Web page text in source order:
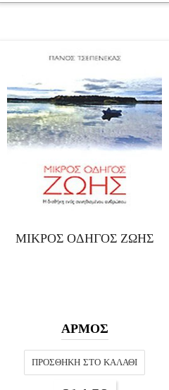
ΜΙΚΡΟΣ ΟΔΗΓΟΣ ΖΩΗΣ
ΑΡΜΟΣ
ΠΡΟΣΘΉΚΗ ΣΤΟ ΚΑΛΆΘΙ